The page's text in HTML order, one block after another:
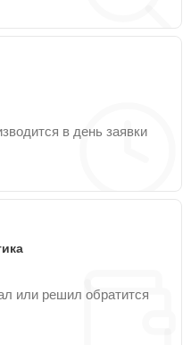
в день заявки
или решил обратится